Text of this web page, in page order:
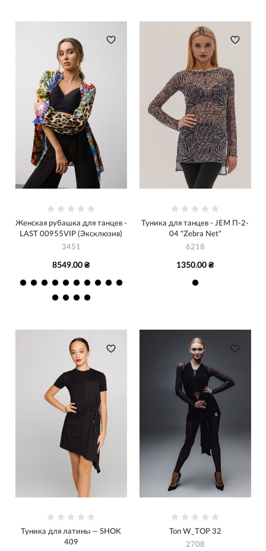
Женская рубашка для танцев -
LAST 00955VIP (Эксклюзив)
3451
8549.00 ₴
Туника для танцев - JEM П-2-
04 "Zebra Net"
6218
1350.00 ₴
Туника для латины — SHOK
409
Топ W_TOP 32
2708